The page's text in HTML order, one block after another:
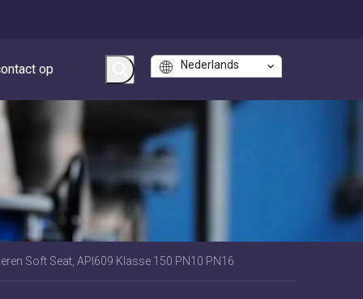
op Nederlands
Soft Seat, API609 Klasse 150 PN10 PN16